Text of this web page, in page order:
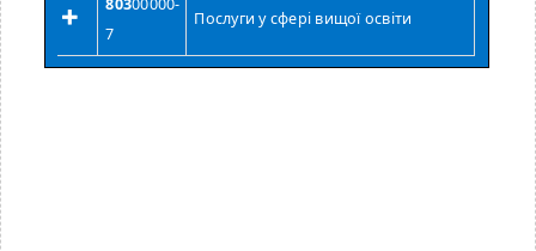
7
Послуги у сфері вищої освіти